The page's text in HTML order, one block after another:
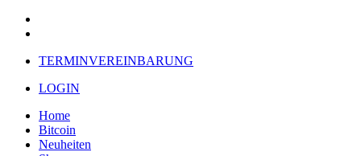
TERMINVEREINBARUNG
LOGIN
Home
Bitcoin
Neuheiten